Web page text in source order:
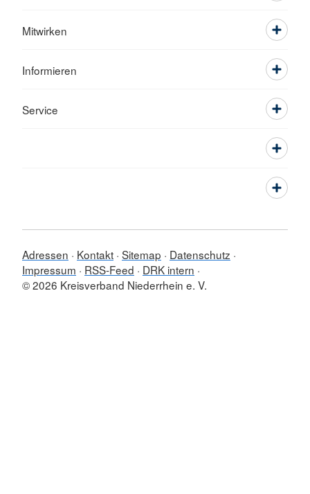
Mitwirken
Informieren
Service
Adressen Kontakt Sitemap
Datenschutz
Impressum
RSS-Feed
DRK intern
© 2026 Kreisverband Niederrhein e. V.